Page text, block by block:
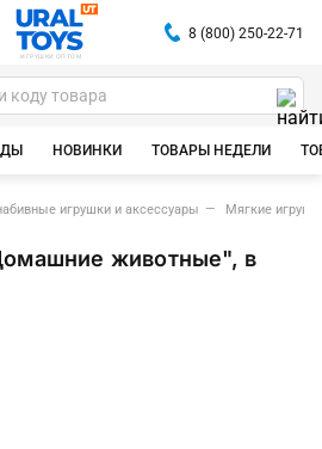
ИГРУШКИ ОПТОМ
8 (800) 250-22-71
НОВИНКИ ТОВАРЫ НЕДЕЛИ
игрушки и аксессуары Мягкие
животные", в